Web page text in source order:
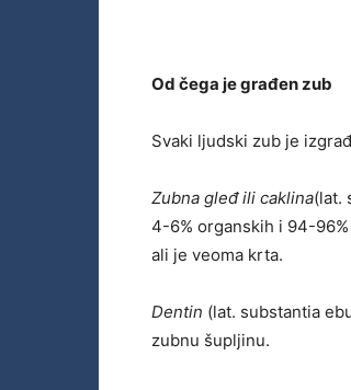
Od čega je građen zub
Svaki ljudski zub je
Zubna gleđ ili caklina(lat.
4-6% organskih i 94-
ali je veoma krta.
Dentin (lat. substantia
zubnu šupljinu.